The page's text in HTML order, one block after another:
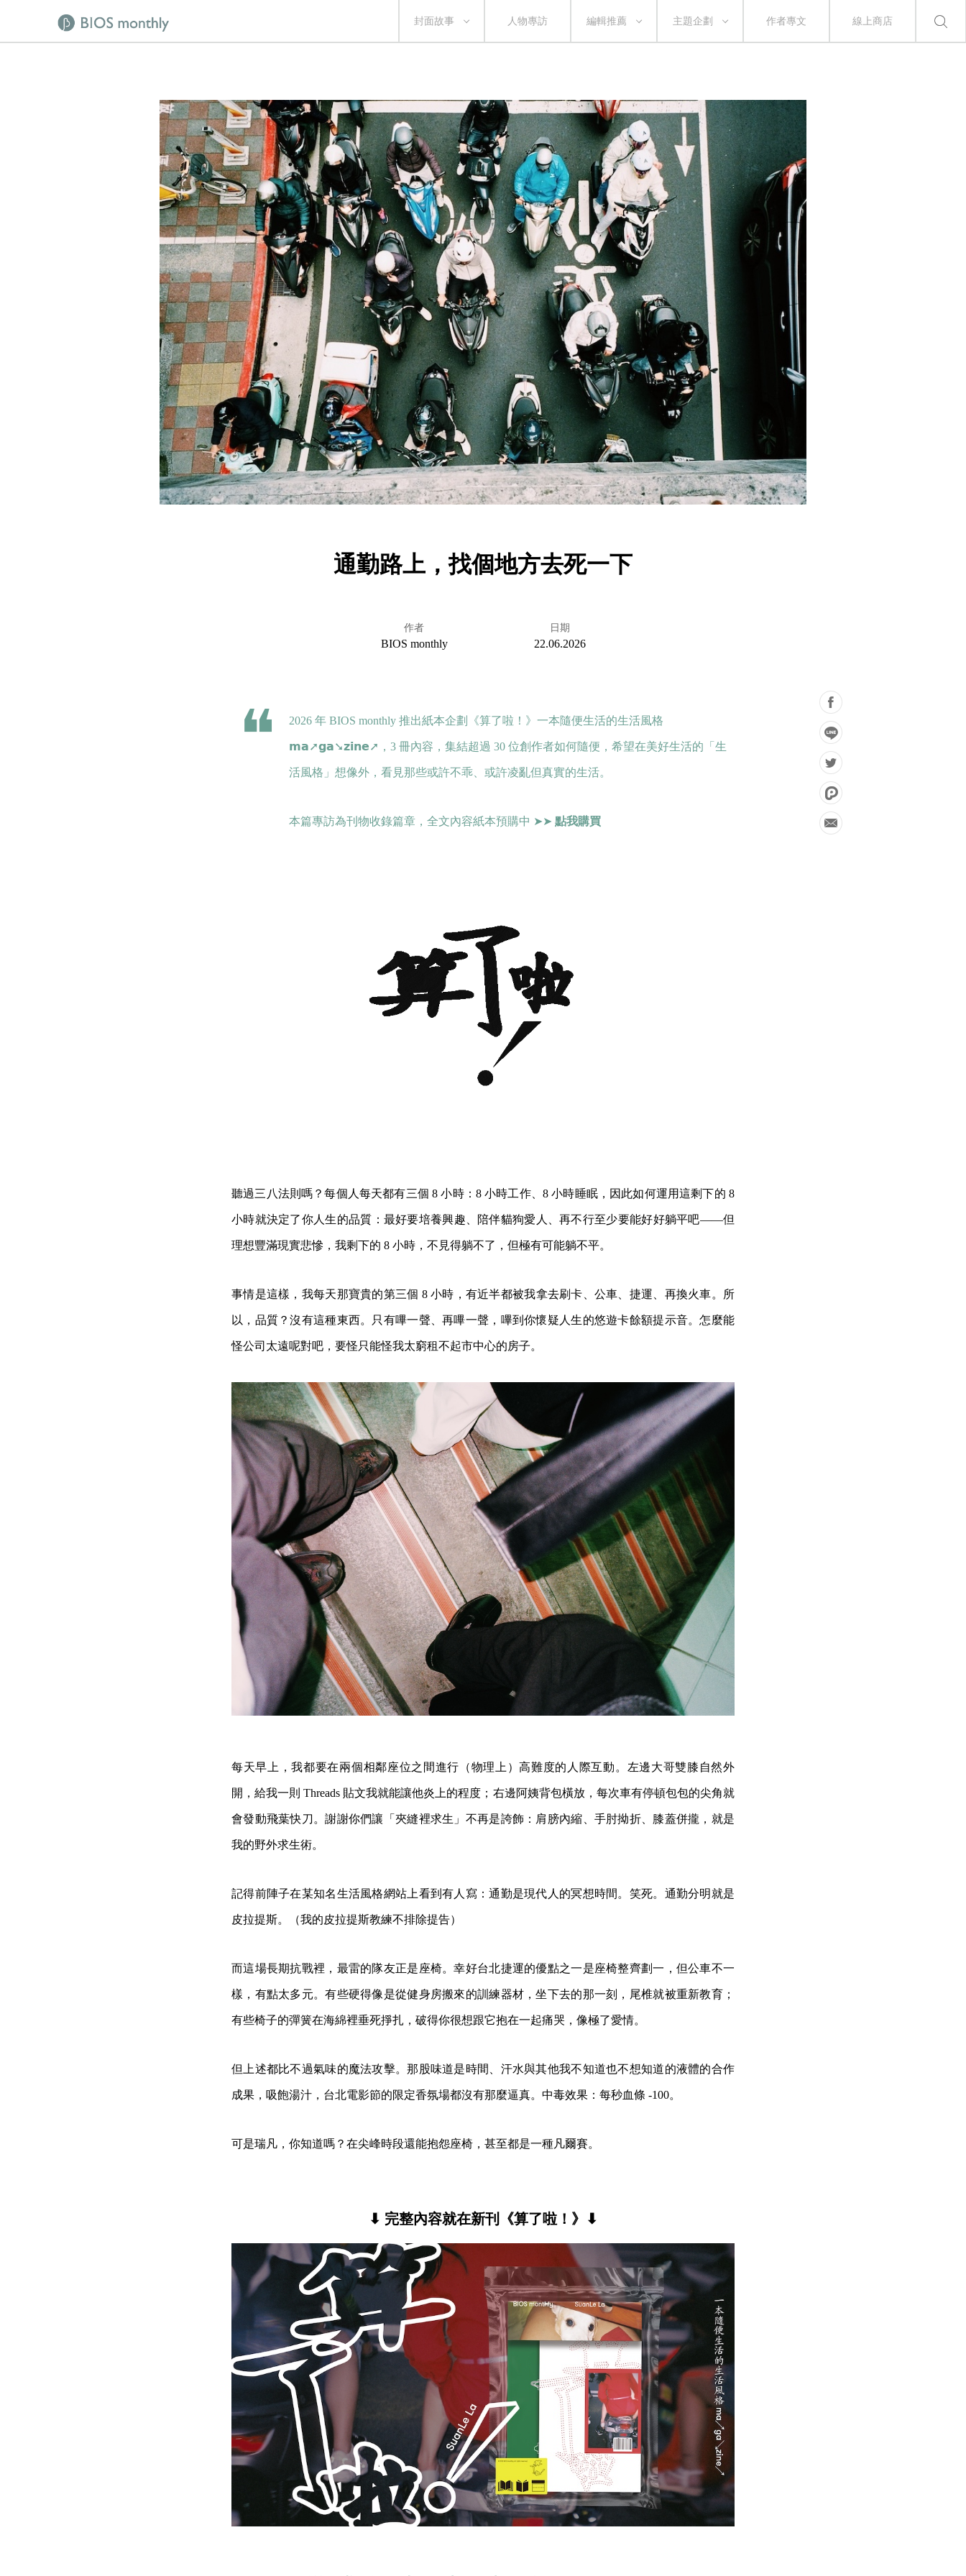
封面故事 人物專訪 編輯推薦 主題企劃 作者專文 線上商店
通勤路上，找個地方去死一下
作者
BIOS monthly
日期
22.06.2026
2026 年 BIOS monthly 推出紙本企劃《算了啦！》一本隨便生活的生活風格
𝗺𝗮➚𝗴𝗮➘𝘇𝗶𝗻𝗲➚，3 冊內容，集結超過 30 位創作者如何隨便，希望在美好生活的「生
活風格」想像外，看見那些或許不乖、或許凌亂但真實的生活。
本篇專訪為刊物收錄篇章，全文內容紙本預購中 ➤➤ 點我購買
聽過三八法則嗎？每個人每天都有三個 8 小時：8 小時工作、8 小時睡眠，因此如何運用這剩下的 8
小時就決定了你人生的品質：最好要培養興趣、陪伴貓狗愛人、再不行至少要能好好躺平吧——但
理想豐滿現實悲慘，我剩下的 8 小時，不見得躺不了，但極有可能躺不平。
事情是這樣，我每天那寶貴的第三個 8 小時，有近半都被我拿去刷卡、公車、捷運、再換火車。所
以，品質？沒有這種東西。只有嗶一聲、再嗶一聲，嗶到你懷疑人生的悠遊卡餘額提示音。怎麼能
怪公司太遠呢對吧，要怪只能怪我太窮租不起市中心的房子。
每天早上，我都要在兩個相鄰座位之間進行（物理上）高難度的人際互動。左邊大哥雙膝自然外
開，給我一則 Threads 貼文我就能讓他炎上的程度；右邊阿姨背包橫放，每次車有停頓包包的尖角就
會發動飛葉快刀。謝謝你們讓「夾縫裡求生」不再是誇飾：肩膀內縮、手肘拗折、膝蓋併攏，就是
我的野外求生術。
記得前陣子在某知名生活風格網站上看到有人寫：通勤是現代人的冥想時間。笑死。通勤分明就是
皮拉提斯。（我的皮拉提斯教練不排除提告）
而這場長期抗戰裡，最雷的隊友正是座椅。幸好台北捷運的優點之一是座椅整齊劃一，但公車不一
樣，有點太多元。有些硬得像是從健身房搬來的訓練器材，坐下去的那一刻，尾椎就被重新教育；
有些椅子的彈簧在海綿裡垂死掙扎，破得你很想跟它抱在一起痛哭，像極了愛情。
但上述都比不過氣味的魔法攻擊。那股味道是時間、汗水與其他我不知道也不想知道的液體的合作
成果，吸飽湯汁，台北電影節的限定香氛場都沒有那麼逼真。中毒效果：每秒血條 -100。
可是瑞凡，你知道嗎？在尖峰時段還能抱怨座椅，甚至都是一種凡爾賽。
⬇ 完整內容就在新刊《算了啦！》⬇